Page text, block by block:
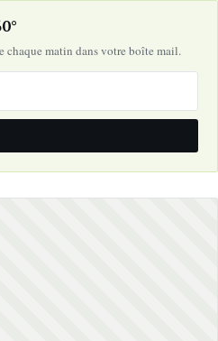
chaque matin dans votre boîte mail.